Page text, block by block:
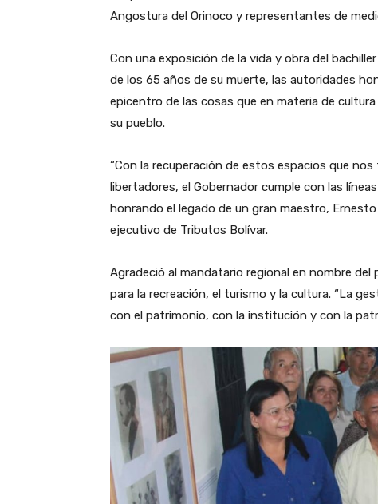
Angostura del Orinoco y representantes de
Con una exposición de la vida y obra del
de los 65 años de su muerte, las autoridades
epicentro de las cosas que en materia de
su pueblo.
“Con la recuperación de estos espacios que
libertadores, el Gobernador cumple con las
honrando el legado de un gran maestro,
ejecutivo de Tributos Bolívar.
Agradeció al mandatario regional en nombre
para la recreación, el turismo y la cultura. “La
con el patrimonio, con la institución y con la